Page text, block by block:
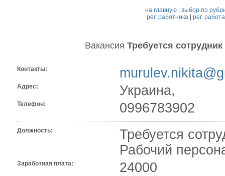
на главную |выбор по
рег. работника| рег.
Вакансия Требуется
Контакты:
Адрес: Украина,
Телефон: 0996783902
Должность:
Требуется
Рабочий
Заработная плата: 24000